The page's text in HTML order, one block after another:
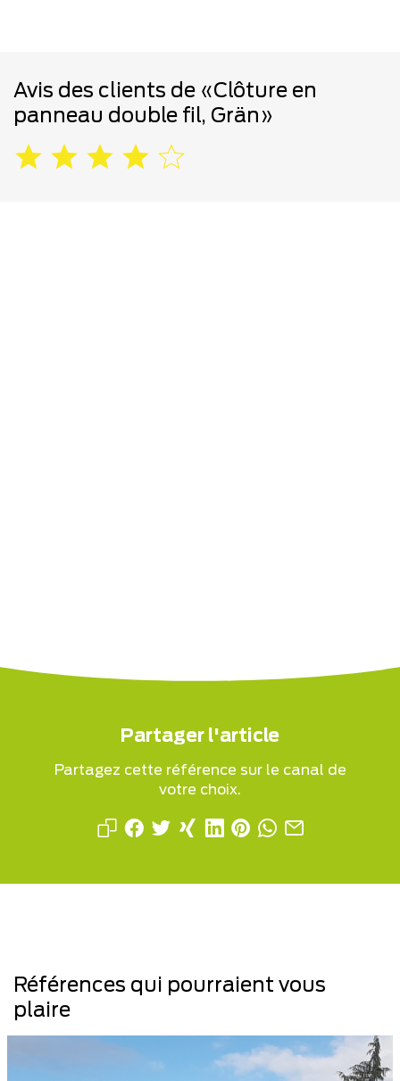
Avis des clients de «Clôture en
panneau double fil, Grän»
Partager l'article
Partagez cette référence sur le canal de
votre choix.
Références qui pourraient vous
plaire